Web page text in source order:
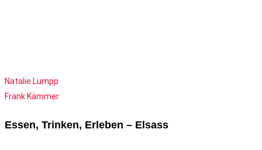
Natalie Lumpp
Frank Kämmer
Essen, Trinken, Erleben – Elsass